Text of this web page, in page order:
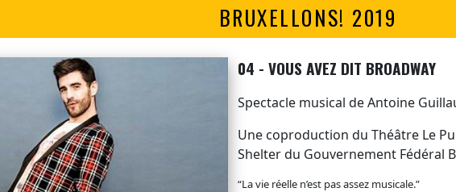
BRUXELLONS! 2019
04 - VOUS AVEZ DIT BROADWAY
Spectacle musical de Antoine
Une coproduction du Théâtre Le
Shelter du Gouvernement Fédéral
“La vie réelle n’est pas assez musicale.”